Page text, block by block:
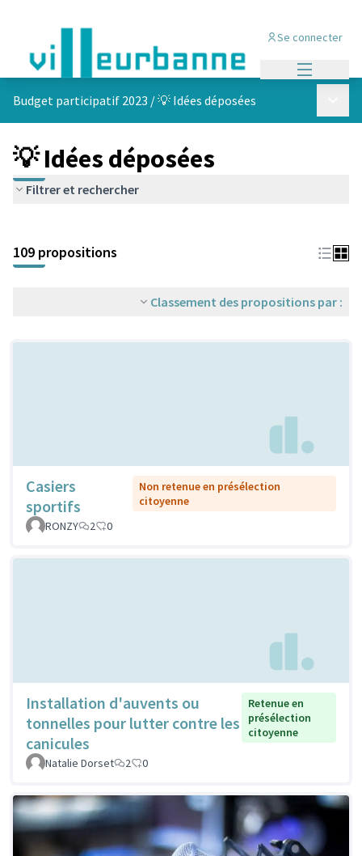
Se connecter
Budget participatif 2023 /💡 Idées déposées
💡 Idées déposées
Filtrer et rechercher
+
−
109 propositions
Classement des propositions par :
Casiers
sportifs
Non retenue en présélection
citoyenne
RONZY
2 0
Installation d'auvents ou
tonnelles pour lutter contre les
canicules
Retenue en
présélection
citoyenne
Natalie Dorset 2 0